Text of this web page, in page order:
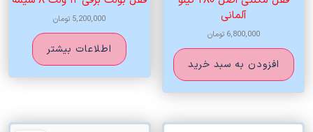
آلمانی
6,800,000 تومان
افزودن به سبد خرید
5,200,000 تومان
اطلاعات بیشتر